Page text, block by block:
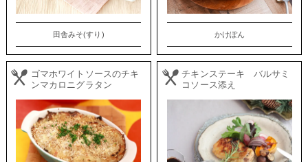
田舎みそ(すり) かけぽん
ゴマホワイトソースのチキ
ンマカロニグラタン
チキンステーキ バルサミ
コソース添え